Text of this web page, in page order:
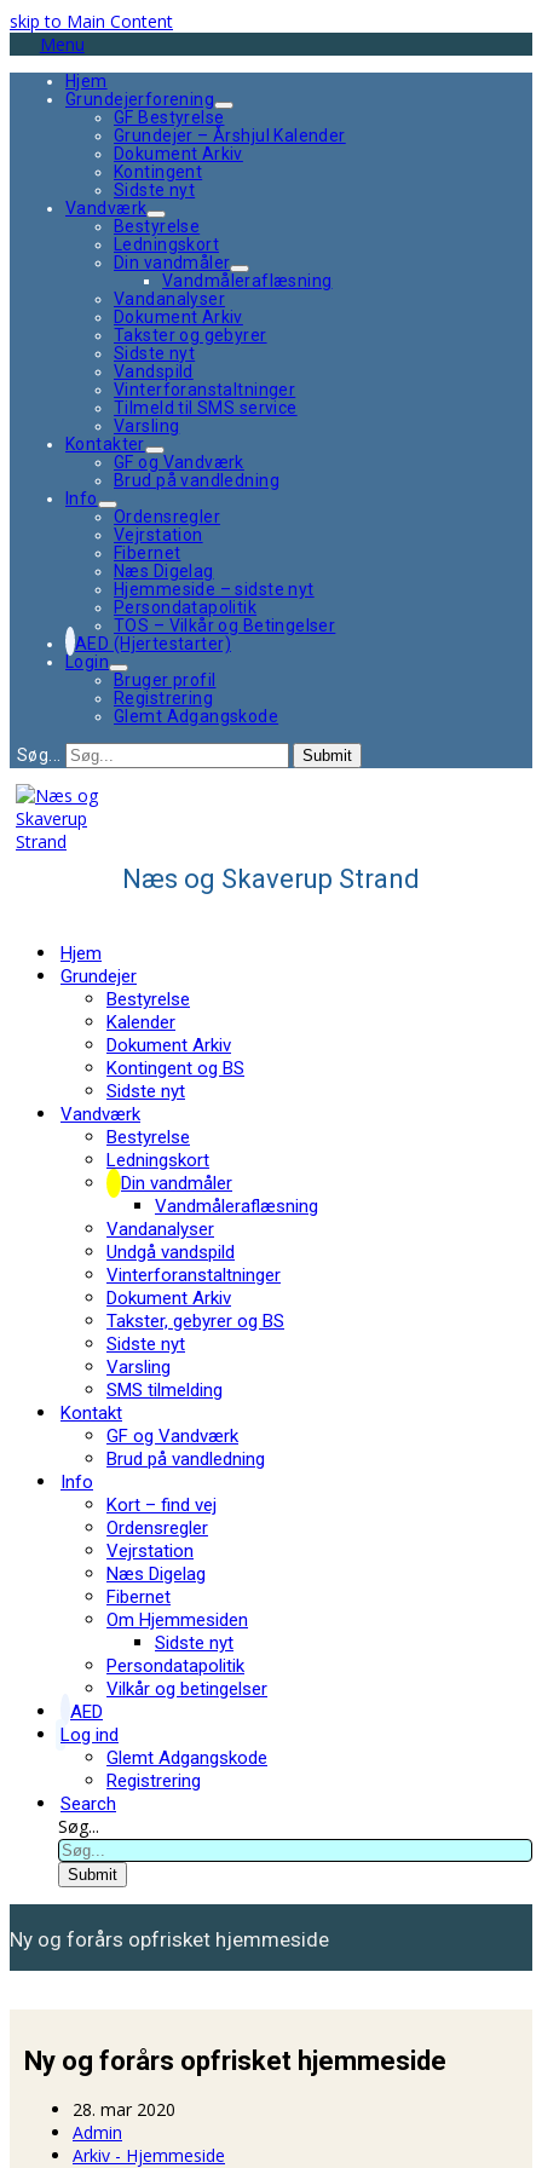
skip to Main Content
Menu
Hjem
Grundejerforening
GF Bestyrelse
Grundejer – Årshjul Kalender
Dokument Arkiv
Kontingent
Sidste nyt
Vandværk
Bestyrelse
Ledningskort
Din vandmåler
Vandmåleraflæsning
Vandanalyser
Dokument Arkiv
Takster og gebyrer
Sidste nyt
Vandspild
Vinterforanstaltninger
Tilmeld til SMS service
Varsling
Kontakter
GF og Vandværk
Brud på vandledning
Info
Ordensregler
Vejrstation
Fibernet
Næs Digelag
Hjemmeside – sidste nyt
Persondatapolitik
TOS – Vilkår og Betingelser
AED (Hjertestarter)
Login
Bruger profil
Registrering
Glemt Adgangskode
Søg...
Submit
Næs og Skaverup Strand
Hjem
Grundejer
Bestyrelse
Kalender
Dokument Arkiv
Kontingent og BS
Sidste nyt
Vandværk
Bestyrelse
Ledningskort
Din vandmåler
Vandmåleraflæsning
Vandanalyser
Undgå vandspild
Vinterforanstaltninger
Dokument Arkiv
Takster, gebyrer og BS
Sidste nyt
Varsling
SMS tilmelding
Kontakt
GF og Vandværk
Brud på vandledning
Info
Kort – find vej
Ordensregler
Vejrstation
Næs Digelag
Fibernet
Om Hjemmesiden
Sidste nyt
Persondatapolitik
Vilkår og betingelser
AED
Log ind
Glemt Adgangskode
Registrering
Search
Søg...
Submit
Ny og forårs opfrisket hjemmeside
Ny og forårs opfrisket hjemmeside
28. mar 2020
Admin
Arkiv - Hjemmeside